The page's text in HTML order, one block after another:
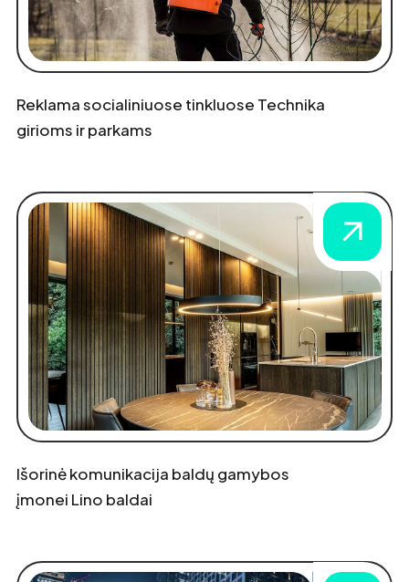
Reklama socialiniuose tinkluose Technika
girioms ir parkams
Išorinė komunikacija baldų gamybos
įmonei Lino baldai